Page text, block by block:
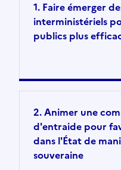
1. Faire émerger
interministériels
publics plus
2. Animer une
d'entraide pour
dans l'État de
souveraine